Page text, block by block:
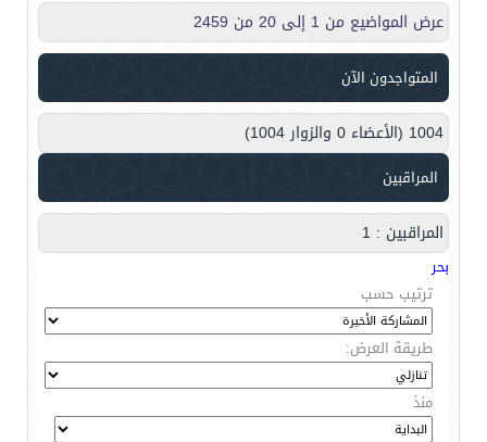
عرض المواضيع من 1 إلى 20 من 2459
المتواجدون الآن
1004 (الأعضاء 0 والزوار 1004)
المراقبين
المراقبين : 1
بحر
ترتيب حسب
طريقة العرض:
منذ